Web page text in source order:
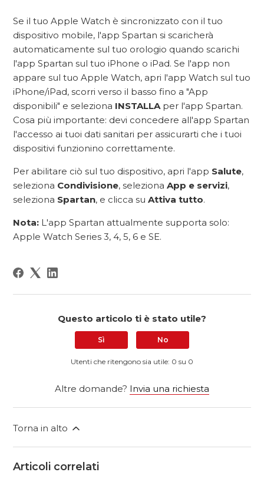
Se il tuo Apple Watch è sincronizzato con il tuo
dispositivo mobile, l'app Spartan si scaricherà
automaticamente sul tuo orologio quando scarichi
l'app Spartan sul tuo iPhone o iPad. Se l'app non
appare sul tuo Apple Watch, apri l'app Watch sul tuo
iPhone/iPad, scorri verso il basso fino a "App
disponibili" e seleziona INSTALLA per l'app Spartan.
Cosa più importante: devi concedere all'app Spartan
l'accesso ai tuoi dati sanitari per assicurarti che i tuoi
dispositivi funzionino correttamente.
Per abilitare ciò sul tuo dispositivo, apri l'app Salute,
seleziona Condivisione, selezionaApp e servizi,
seleziona Spartan, e clicca suAttiva tutto.
Nota: L'app Spartan attualmente supporta solo:
Apple Watch Series 3, 4, 5, 6 e SE.
Questo articolo ti è stato utile?
Sì No
Utenti che ritengono sia utile: 0 su 0
Altre domande? Invia una richiesta
Torna in alto
Articoli correlati